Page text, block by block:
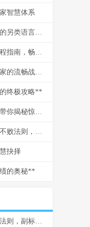
智慧体系
**《和平精英符号名字的魅力：战场上的另类语言艺术》**
和平精英活动怎么参加，解锁荣耀的全程指南，畅游战场赢取丰厚奖励
**王者怎么清理缓存，副标题：资深玩家的流畅战场守护指南**
终极攻略**
和平精英小黄鸭宝箱有什么：资深玩家带你揭秘惊喜与策略
王者荣耀李元芳最强出装，灵动射手的不败法则，副标题，穿透与爆发的艺术
抉择
的奥秘**
**饥荒哈姆雷特攻略，雨林都市的生存法则，副标题，新世界的探险与经营指南**